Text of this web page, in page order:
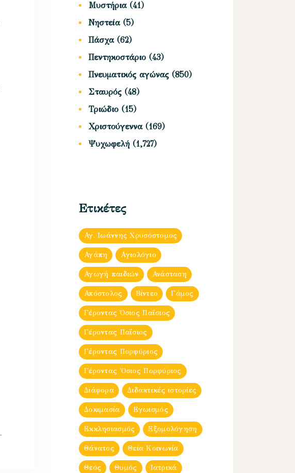
Μυστήρια(41)
Νηστεία(5)
Πάσχα(62)
Πεντηκοστάριο (43)
Πνευματικός αγώνας (850)
Σταυρός (48)
Τριώδιο (15)
Χριστούγεννα(169)
Ψυχωφελή (1,727)
Ετικέτες
Αγ. Ιωάννης Χρυσόστομος
Αγάπη Αγιολόγιο
Αγωγή παιδιών Ανάσταση
Απόστολος Βίντεο Γάμος
Γέροντας Όσιος Παΐσιος
Γέροντας Παΐσιος
Γέροντας Πορφύριος
Γέροντας Ὀσιος Πορφύριος
Διάφορα Διδακτικές ιστορίες
Δοκιμασία Εγωισμός
Εκκλησιασμός Εξομολόγηση
Θάνατος Θεία Κοινωνία
Θεός Θυμός Ιατρικά